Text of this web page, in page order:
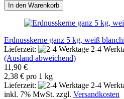
In den Warenkorb
Erdnusskerne ganz 5 kg, weiß
Lieferzeit:
2-4
(Ausland abweichend)
11,90 €
2,38 € pro 1 kg
Lieferzeit:
2-4
inkl. 7% MwSt. zzgl. Versandkosten